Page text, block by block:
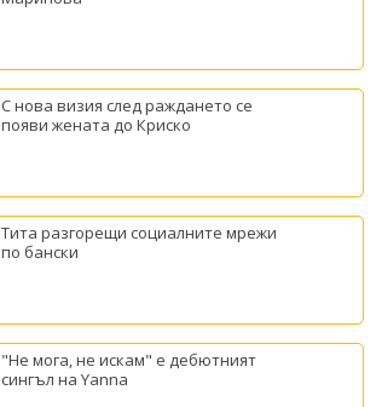
С нова визия след раждането се
появи жената до Криско
Тита разгорещи социалните мрежи
по бански
"Не мога, не искам" е дебютният
сингъл на Yanna